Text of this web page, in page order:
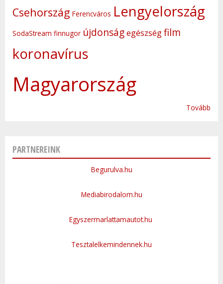
Csehország Ferencváros Lengyelország
SodaStream finnugor újdonságegészségfilm
koronavírus
Magyarország
Tovább
PARTNEREINK
Begurulva.hu
Mediabirodalom.hu
Egyszermarlattamautot.hu
Tesztalelkemindennek.hu